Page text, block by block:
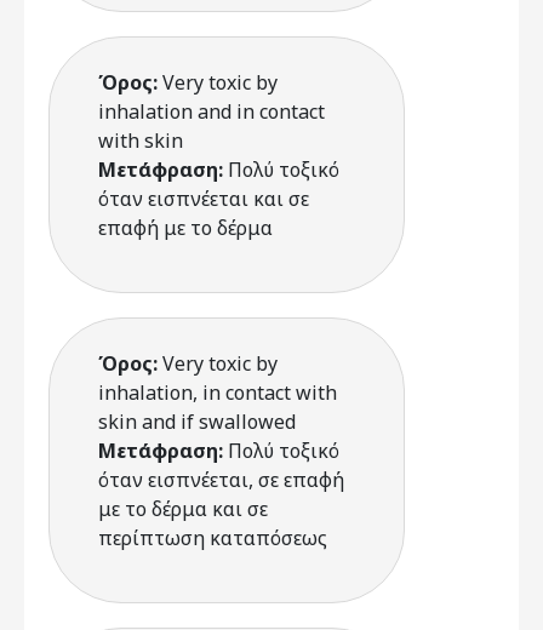
Όρος:Very toxic by
inhalation and in contact
with skin
Μετάφραση: Πολύ τοξικό
όταν εισπνέεται και σε
επαφή με το δέρμα
Όρος:Very toxic by
inhalation, in contact with
skin and if swallowed
Μετάφραση: Πολύ τοξικό
όταν εισπνέεται, σε επαφή
με το δέρμα και σε
περίπτωση καταπόσεως